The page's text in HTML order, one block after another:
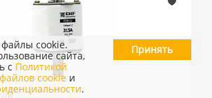
cookie.
сайта,
с Политикой
cookie и
.
Принять